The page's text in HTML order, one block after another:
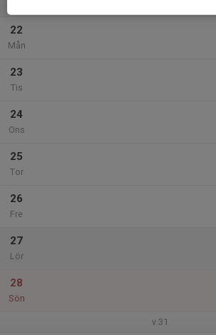
22
Mån
23
Tis
24
Ons
25
Tor
26
Fre
27
Lör
28
Sön
v.31